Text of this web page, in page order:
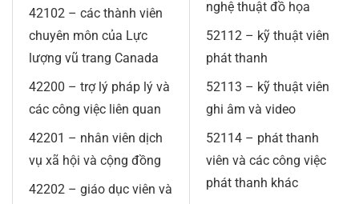
42102 – các thành viên
chuyên môn của Lực
lượng vũ trang Canada
42200 – trợ lý pháp lý và
các công việc liên quan
42201 – nhân viên dịch
vụ xã hội và cộng đồng
42202 – giáo dục viên và
nghệ thuật đồ họa
52112 – kỹ thuật viên
phát thanh
52113 – kỹ thuật viên
ghi âm và video
52114 – phát thanh
viên và các công việc
phát thanh khác